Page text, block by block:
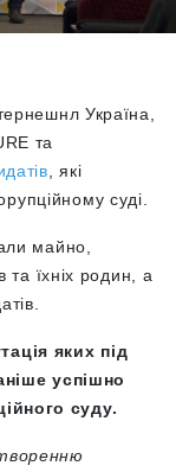
Україна,
та
, які
суді.
майно,
та їхніх родин, а
яких під
успішно
суду.